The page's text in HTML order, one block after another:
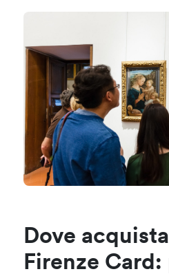
Dove
Firenze